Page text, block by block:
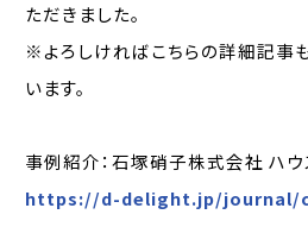
ただきました。
※よろしければこちらの詳細記事
います。
事例紹介：石塚硝子株式会社 ハ
https://d-delight.jp/journal/